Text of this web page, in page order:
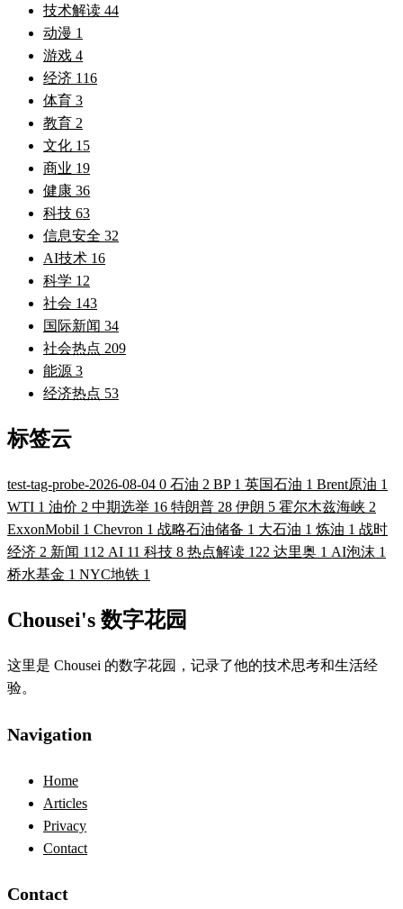
技术解读 44
动漫 1
游戏 4
经济 116
体育 3
教育 2
文化 15
商业 19
健康 36
科技 63
信息安全 32
AI技术 16
科学 12
社会 143
国际新闻 34
社会热点 209
能源 3
经济热点 53
标签云
test-tag-probe-2026-08-04 0 石油 2 BP 1 英国石油 1 Brent原油 1
WTI 1 油价 2 中期选举 16 特朗普 28 伊朗 5 霍尔木兹海峡 2
ExxonMobil 1 Chevron 1 战略石油储备 1 大石油 1 炼油 1 战时
经济 2 新闻 112 AI 11 科技 8 热点解读 122 达里奥 1 AI泡沫 1
桥水基金 1 NYC地铁 1
Chousei's 数字花园
这里是 Chousei 的数字花园，记录了他的技术思考和生活经
验。
Navigation
Home
Articles
Privacy
Contact
Contact